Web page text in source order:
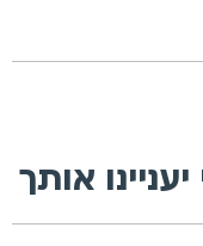
אותך